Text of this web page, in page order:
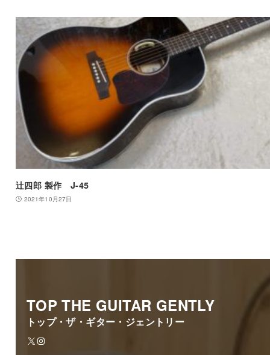
辻四郎 製作 J-45
2021年10月27日
TOP THE GUITAR GENTLY
トップ・ザ・ギター・ジェントリー
X Instagram